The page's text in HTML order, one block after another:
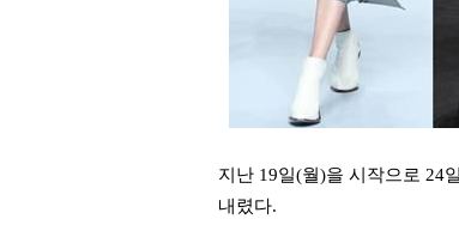
지난 19일(월)을 시작으로 24
내렸다.